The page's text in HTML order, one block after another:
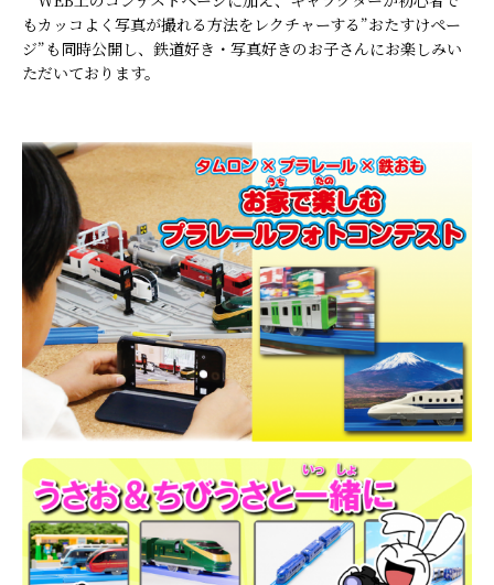
もカッコよく写真が撮れる方法をレクチャーする”おたすけペー
ジ”も同時公開し、鉄道好き・写真好きのお子さんにお楽しみい
ただいております。